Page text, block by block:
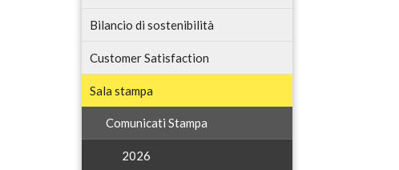
Bilancio di sostenibilità
Customer Satisfaction
Sala stampa
Comunicati Stampa
2026